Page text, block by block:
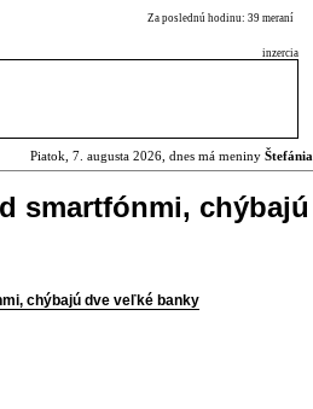
Za poslednú hodinu: 39 meraní
inzercia
Piatok, 7. augusta 2026, dnes má meniny Štefánia
smartfónmi, chýbajú
chýbajú dve veľké banky